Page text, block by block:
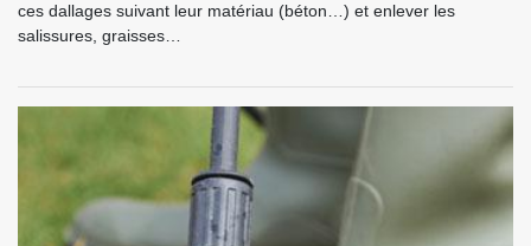
ces dallages suivant leur matériau (béton…) et enlever les
salissures, graisses…